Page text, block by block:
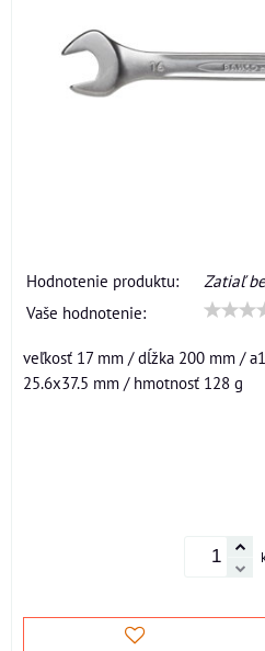
Hodnotenie produktu:
Zatiaľ
Vaše hodnotenie:
veľkosť 17 mm / dĺžka 200 mm /
25.6x37.5 mm / hmotnosť 128 g